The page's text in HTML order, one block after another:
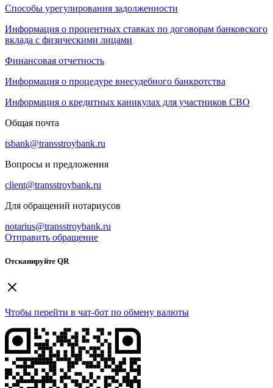
Способы урегулирования задолженности
Информация о процентных ставках по договорам банковского
вклада с физическими лицами
Финансовая отчетность
Информация о процедуре внесудебного банкротства
Информация о кредитных каникулах для участников СВО
Общая почта
tsbank@transstroybank.ru
Вопросы и предложения
client@transstroybank.ru
Для обращений нотариусов
notarius@transstroybank.ru
Отправить обращение
Отсканируйте QR
Чтобы перейти в чат-бот по обмену валюты